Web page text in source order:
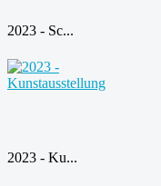
2023 - Sc...
2023 - Ku...